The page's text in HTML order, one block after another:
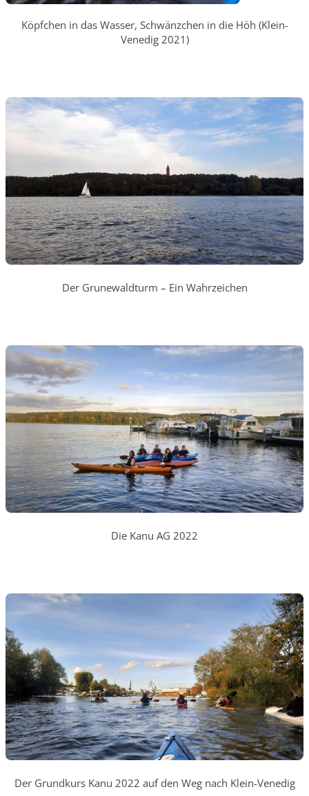
Köpfchen in das Wasser, Schwänzchen in die Höh (Klein-
Venedig 2021)
Der Grunewaldturm – Ein Wahrzeichen
Die Kanu AG 2022
Der Grundkurs Kanu 2022 auf den Weg nach Klein-Venedig